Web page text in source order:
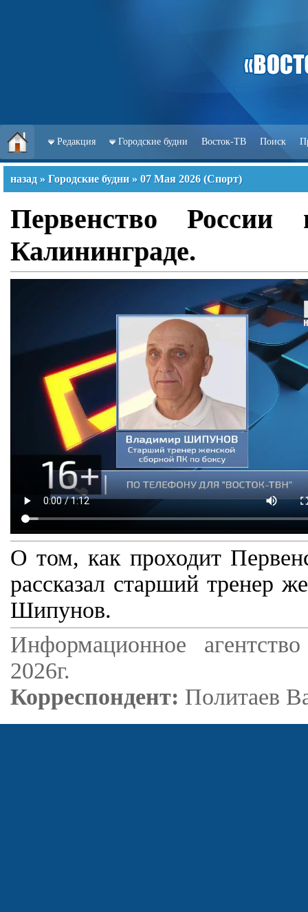
Редакция Городские будни Восток-ТВ Поиск
назад » Городские будни » 07 Мая 2026 (Спорт)
Первенство
Калининграде.
О том, как проходит
рассказал старший тренер
Шипунов.
Информационное
2026г.
Корреспондент: Политаев